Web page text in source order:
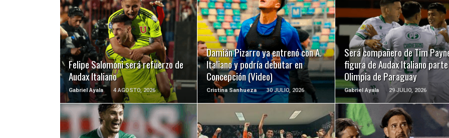
Felipe Salomoni será refuerzo de
Audax Italiano
Gabriel Ayala 4 AGOSTO, 2026
LEER MÁS
Damián Pizarro ya entrenó con A.
Italiano y podría debutar en
Concepción (Video)
Cristina Sanhueza 30 JULIO, 2026
LEER MÁS
Será compañero de Tim
figura de Audax Italiano
Olimpia de Paraguay
Gabriel Ayala 29 JULIO, 2026
LEER MÁS